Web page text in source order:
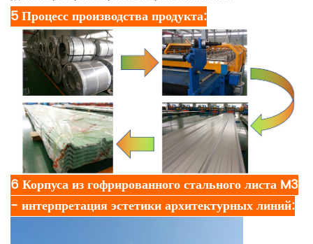
5 Процесс производства продукта:
6 Корпуса из гофрированного стального листа M3
- интерпретация эстетики архитектурных линий: